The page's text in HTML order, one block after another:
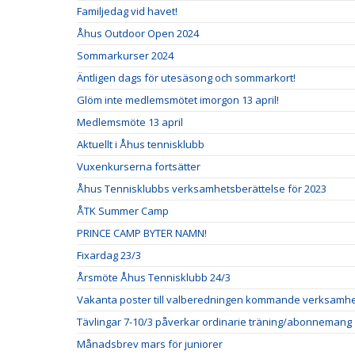
Familjedag vid havet!
Åhus Outdoor Open 2024
Sommarkurser 2024
Äntligen dags för utesäsong och sommarkort!
Glöm inte medlemsmötet imorgon 13 april!
Medlemsmöte 13 april
Aktuellt i Åhus tennisklubb
Vuxenkurserna fortsätter
Åhus Tennisklubbs verksamhetsberättelse för 2023
ÅTK Summer Camp
PRINCE CAMP BYTER NAMN!
Fixardag 23/3
Årsmöte Åhus Tennisklubb 24/3
Vakanta poster till valberedningen kommande
Tävlingar 7-10/3 påverkar ordinarie träning/abonnemang
Månadsbrev mars för juniorer